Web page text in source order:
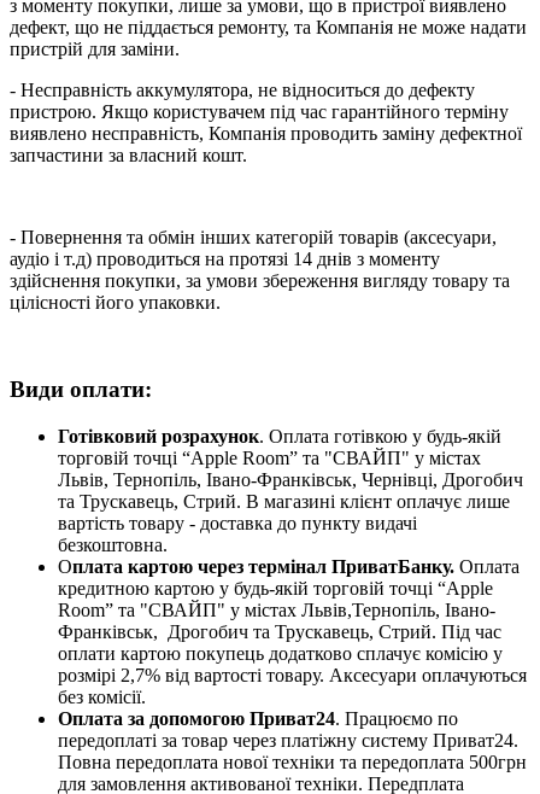
з моменту покупки, лише за умови, що в пристрої виявлено
дефект, що не піддається ремонту, та Компанія не може надати
пристрій для заміни.
- Несправність аккумулятора, не відноситься до дефекту
пристрою. Якщо користувачем під час гарантійного терміну
виявлено несправність, Компанія проводить заміну дефектної
запчастини за власний кошт.
- Повернення та обмін інших категорій товарів (аксесуари,
аудіо і т.д) проводиться на протязі 14 днів з моменту
здійснення покупки, за умови збереження вигляду товару та
цілісності його упаковки.
Види оплати:
Готівковий розрахунок. Оплата готівкою у будь-якій
торговій точці “Apple Room” та "СВАЙП" у містах
Львів, Тернопіль, Івано-Франківськ, Чернівці, Дрогобич
та Трускавець, Стрий. В магазині клієнт оплачує лише
вартість товару - доставка до пункту видачі
безкоштовна.
Оплата картою через термінал ПриватБанку. Оплата
кредитною картою у будь-якій торговій точці “Apple
Room” та "СВАЙП" у містах Львів,Тернопіль, Івано-
Франківськ, Дрогобич та Трускавець, Стрий. Під час
оплати картою покупець додатково сплачує комісію у
розмірі 2,7% від вартості товару. Аксесуари оплачуються
без комісії.
Оплата за допомогою Приват24. Працюємо по
передоплаті за товар через платіжну систему Приват24.
Повна передоплата нової техніки та передоплата 500грн
для замовлення активованої техніки. Передплата